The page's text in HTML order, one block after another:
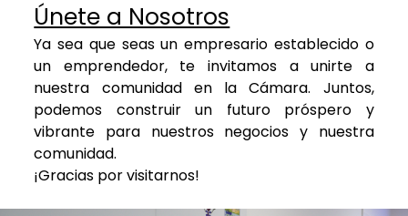
Únete a Nosotros
Ya sea que seas un empresario establecido o
un emprendedor, te invitamos a unirte a
nuestra comunidad en la Cámara. Juntos,
podemos construir un futuro próspero y
vibrante para nuestros negocios y nuestra
comunidad.
¡Gracias por visitarnos!